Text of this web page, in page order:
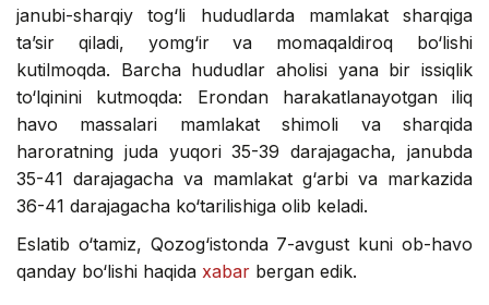
janubi-sharqiy tog‘li hududlarda mamlakat sharqiga
ta’sir qiladi, yomg‘ir va momaqaldiroq bo‘lishi
kutilmoqda. Barcha hududlar aholisi yana bir issiqlik
to‘lqinini kutmoqda: Erondan harakatlanayotgan iliq
havo massalari mamlakat shimoli va sharqida
haroratning juda yuqori 35-39 darajagacha, janubda
35-41 darajagacha va mamlakat g‘arbi va markazida
36-41 darajagacha ko‘tarilishiga olib keladi.
Eslatib o‘tamiz, Qozog‘istonda 7-avgust kuni ob-havo
qanday bo‘lishi haqida xabar bergan edik.